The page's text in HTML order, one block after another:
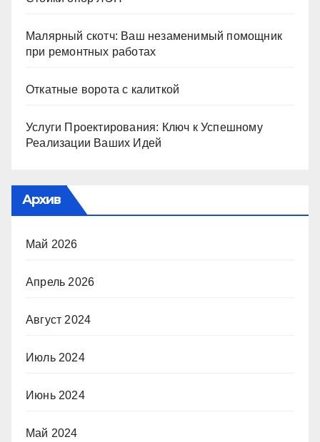
Малярный скотч: Ваш незаменимый помощник
при ремонтных работах
Откатные ворота с калиткой
Услуги Проектирования: Ключ к Успешному
Реализации Ваших Идей
Архив
Май 2026
Апрель 2026
Август 2024
Июль 2024
Июнь 2024
Май 2024